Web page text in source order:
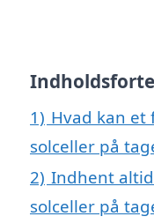
1) Hvad kan et
solceller på
2) Indhent
solceller på